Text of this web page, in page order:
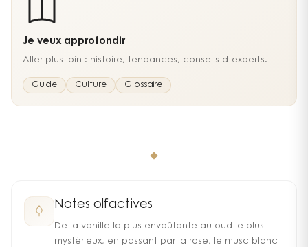
Je veux approfondir
Aller plus loin : histoire, tendances, conseils d’experts.
Guide Culture Glossaire
Notes olfactives
De la vanille la plus envoûtante au oud le plus
mystérieux, en passant par la rose, le musc blanc